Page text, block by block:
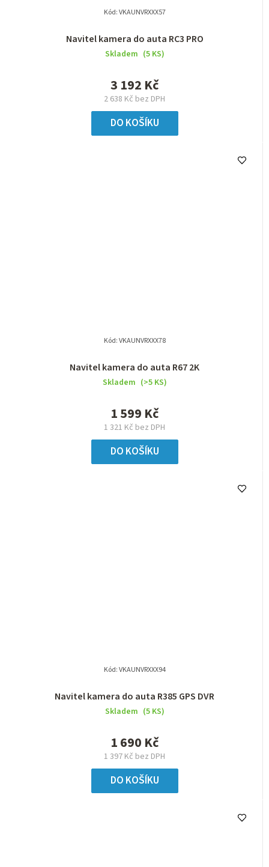
Navitel kamera do auta RC3 PRO
Skladem (5 KS)
2 638 Kč bez DPH
3 192 Kč
DO KOŠÍKU
Kód:VKAUNVRXXX57
Navitel kamera do auta R67 2K
Skladem (>5 KS)
1 321 Kč bez DPH
1 599 Kč
DO KOŠÍKU
Kód:VKAUNVRXXX78
Navitel kamera do auta R385 GPS DVR
Skladem (5 KS)
1 397 Kč bez DPH
1 690 Kč
DO KOŠÍKU
Kód:VKAUNVRXXX94